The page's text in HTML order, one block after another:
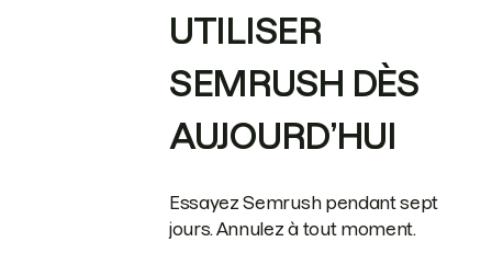
UTILISER
SEMRUSH DÈS
AUJOURD’HUI
Essayez Semrush pendant sept
jours. Annulez à tout moment.